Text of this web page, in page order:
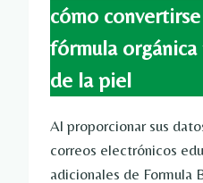
cómo convertirse
fórmula
de la piel
Al proporcionar sus
correos electrónicos
adicionales de Formula